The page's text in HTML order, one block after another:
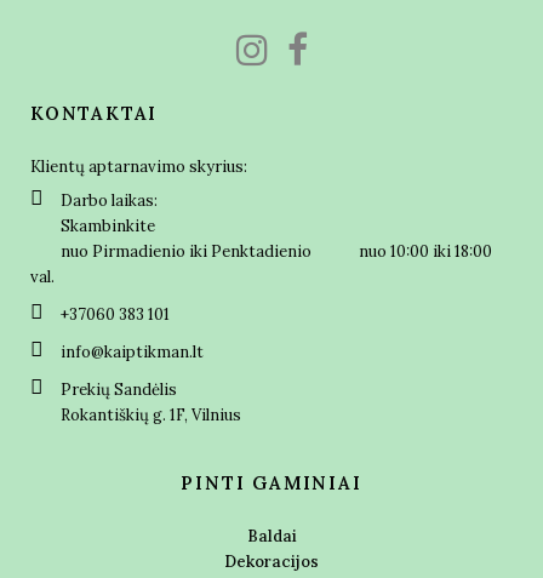
KONTAKTAI
Klientų aptarnavimo skyrius:
Darbo laikas:
Skambinkite
nuo Pirmadienio iki Penktadienio nuo 10:00 iki 18:00
val.
+37060 383 101
info@kaiptikman.lt
Prekių Sandėlis
Rokantiškių g. 1F, Vilnius
PINTI GAMINIAI
Baldai
Dekoracijos